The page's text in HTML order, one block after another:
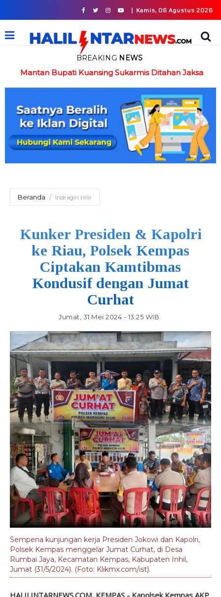
| Kamis, 06 Agustus 2026
BREAKING NEWS
Mantan Bupati Kuansing Sukarmis Ditahan Jaksa
Beranda Indragiri Hilir
Kunker Presiden & Kapolri
ke Riau, Polsek Kempas
Ciptakan Kamtibmas
Kondusif dengan Jumat
Curhat
Jumat, 31 Mei 2024 - 13:25 WIB
Sempena kunjungan kerja Presiden Jokowi dan Kapolri,
Polsek Kempas menggelar Jumat Curhat, di Desa
Rumbai Jaya, Kecamatan Kempas, Kabupaten Inhil,
Jumat (31/5/2024). (Foto: Klikmx.com/ist).
HALILINTARNEWS.COM, KEMPAS - Kapolsek Kempas AKP